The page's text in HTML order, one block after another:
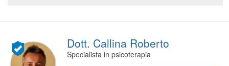
Prenotazioni online
Planner e rubrica in cloud
Dott. Callina Roberto
Specialista in psicoterapia